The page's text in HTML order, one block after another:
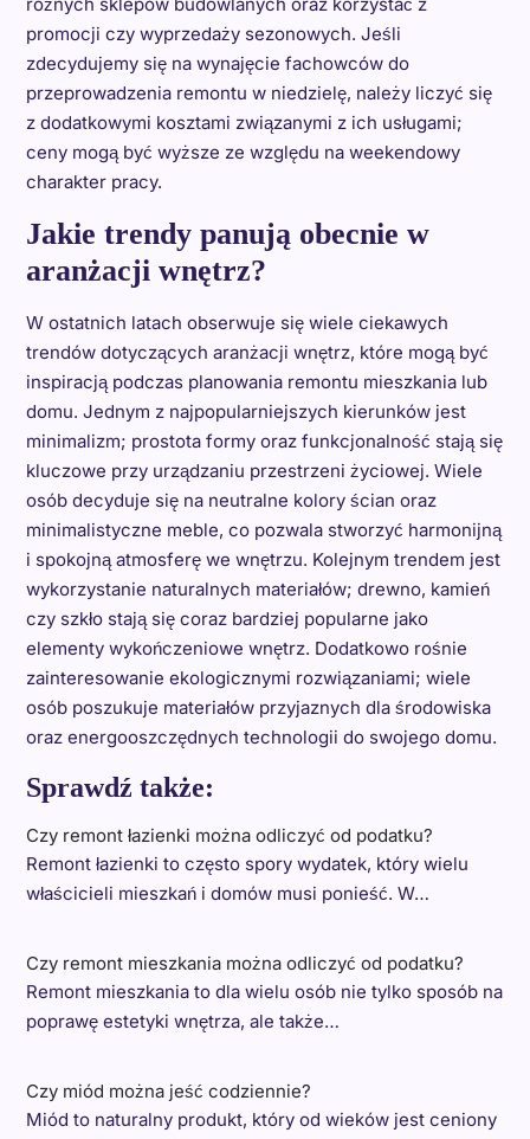
promocji czy wyprzedaży sezonowych. Jeśli
zdecydujemy się na wynajęcie fachowców do
przeprowadzenia remontu w niedzielę, należy liczyć się
z dodatkowymi kosztami związanymi z ich usługami;
ceny mogą być wyższe ze względu na weekendowy
charakter pracy.
Jakie trendy panują obecnie w
aranżacji wnętrz?
W ostatnich latach obserwuje się wiele ciekawych
trendów dotyczących aranżacji wnętrz, które mogą być
inspiracją podczas planowania remontu mieszkania lub
domu. Jednym z najpopularniejszych kierunków jest
minimalizm; prostota formy oraz funkcjonalność stają się
kluczowe przy urządzaniu przestrzeni życiowej. Wiele
osób decyduje się na neutralne kolory ścian oraz
minimalistyczne meble, co pozwala stworzyć harmonijną
i spokojną atmosferę we wnętrzu. Kolejnym trendem jest
wykorzystanie naturalnych materiałów; drewno, kamień
czy szkło stają się coraz bardziej popularne jako
elementy wykończeniowe wnętrz. Dodatkowo rośnie
zainteresowanie ekologicznymi rozwiązaniami; wiele
osób poszukuje materiałów przyjaznych dla środowiska
oraz energooszczędnych technologii do swojego domu.
Sprawdź także:
Czy remont łazienki można odliczyć od podatku?
Remont łazienki to często spory wydatek, który wielu
właścicieli mieszkań i domów musi ponieść. W…
Czy remont mieszkania można odliczyć od podatku?
Remont mieszkania to dla wielu osób nie tylko sposób na
poprawę estetyki wnętrza, ale także…
Czy miód można jeść codziennie?
Miód to naturalny produkt, który od wieków jest ceniony